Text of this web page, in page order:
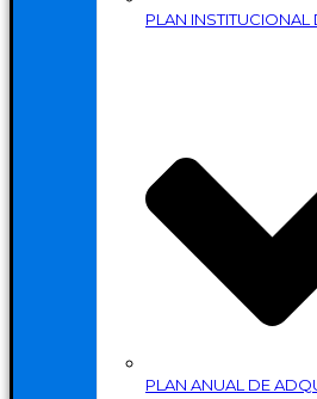
PLAN INSTITUCIONAL
PLAN ANUAL DE